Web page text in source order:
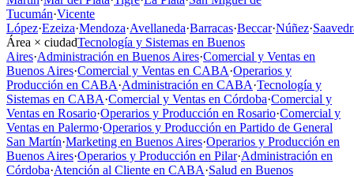
Tucumán·Vicente
López·Ezeiza·Mendoza·Avellaneda·Barracas·Beccar·Núñez·
Área × ciudadTecnología y Sistemas en Buenos
Aires·Administración en Buenos Aires·Comercial y Ventas en
Buenos Aires·Comercial y Ventas en CABA·Operarios y
Producción en CABA·Administración en CABA·Tecnología y
Sistemas en CABA·Comercial y Ventas en Córdoba·Comercial y
Ventas en Rosario·Operarios y Producción en Rosario·Comercial y
Ventas en Palermo·Operarios y Producción en Partido de General
San Martín·Marketing en Buenos Aires·Operarios y Producción en
Buenos Aires·Operarios y Producción en Pilar·Administración en
Córdoba·Atención al Cliente en CABA·Salud en Buenos